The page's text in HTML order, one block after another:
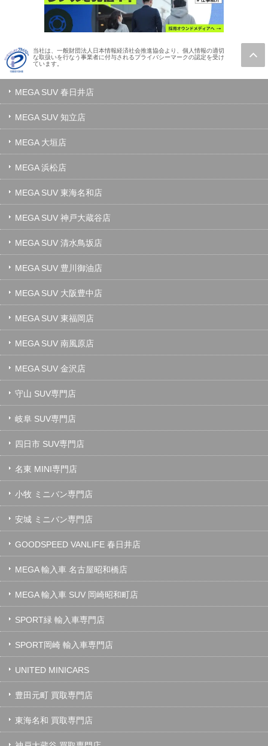
当社は、一般財団法人日本情報経済社会推進協会より、個人情報の適切
な取扱いを行なう事業者に付与されるプライバシーマークの認定を受け
ています。
MEGA SUV 春日井店
MEGA SUV 知立店
MEGA 大垣店
MEGA 浜松店
MEGA SUV 東海名和店
MEGA SUV 神戸大蔵谷店
MEGA SUV 清水鳥坂店
MEGA SUV 豊川御油店
MEGA SUV 大阪豊中店
MEGA SUV 東福岡店
MEGA SUV 南風原店
MEGA SUV 金沢店
守山 SUV専門店
岐阜 SUV専門店
四日市 SUV専門店
名東 MINI専門店
小牧 ミニバン専門店
安城 ミニバン専門店
GOODSPEED VANLIFE 春日井店
MEGA 輸入車 名古屋昭和橋店
MEGA 輸入車 SUV 岡崎昭和町店
SPORT緑 輸入車専門店
SPORT岡崎 輸入車専門店
UNITED MINICARS
豊田元町 買取専門店
東海名和 買取専門店